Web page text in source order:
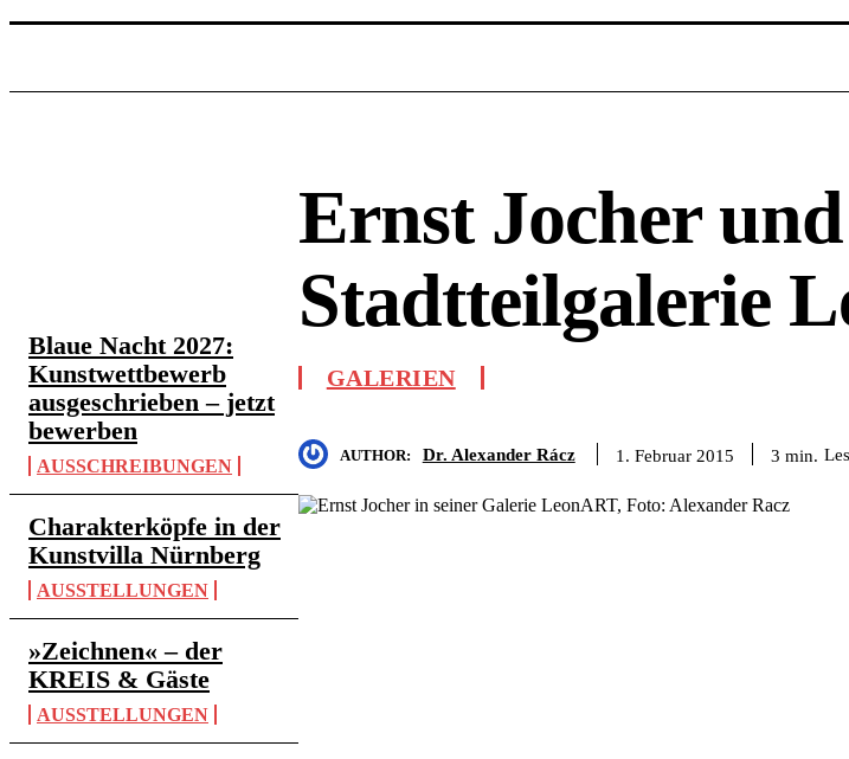
Blaue Nacht 2027:
Kunstwettbewerb
ausgeschrieben – jetzt
bewerben
AUSSCHREIBUNGEN
Charakterköpfe in der
Kunstvilla Nürnberg
AUSSTELLUNGEN
»Zeichnen« – der
KREIS & Gäste
AUSSTELLUNGEN
Ernst Jocher
Stadtteilgalerie
GALERIEN
AUTHOR: Dr. Alexander Rácz 1. Februar 2015 3 min.